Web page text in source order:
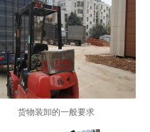
货物装卸的一般要求